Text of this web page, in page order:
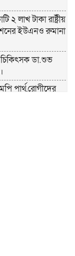
লাখ টাকা রাষ্ট্রীয়
ইউএনও রুমানা
ডা.শুভ
পার্থ,রোগীদের
ফল প্রকাশ।
জেরে
আ’হত ৫